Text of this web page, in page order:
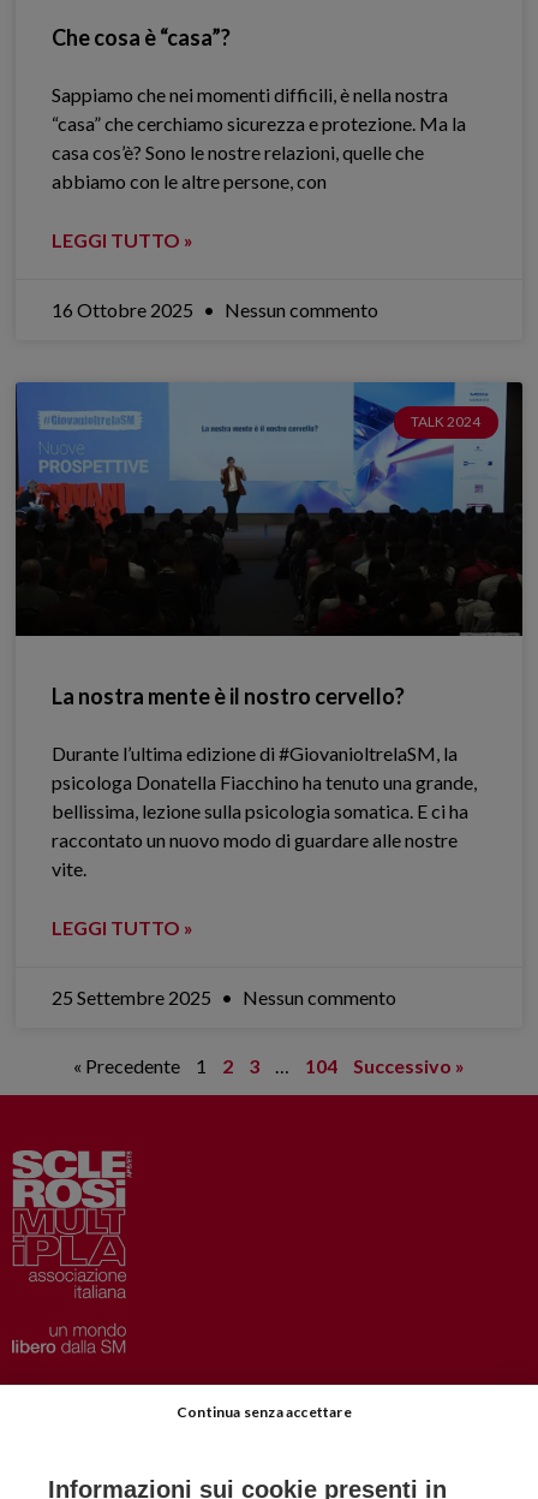
Che cosa è “casa”?
Sappiamo che nei momenti difficili, è nella nostra
“casa” che cerchiamo sicurezza e protezione. Ma la
casa cos’è? Sono le nostre relazioni, quelle che
abbiamo con le altre persone, con
LEGGI TUTTO »
16 Ottobre 2025 Nessun commento
TALK 2024
La nostra mente è il nostro cervello?
Durante l’ultima edizione di #GiovanioltrelaSM, la
psicologa Donatella Fiacchino ha tenuto una grande,
bellissima, lezione sulla psicologia somatica. E ci ha
raccontato un nuovo modo di guardare alle nostre
vite.
LEGGI TUTTO »
25 Settembre 2025 Nessun commento
« Precedente 1 2 3 104 Successivo »
Privacy–Disclaimer
Informazioni sui cookie presenti in
Continua senza accettare